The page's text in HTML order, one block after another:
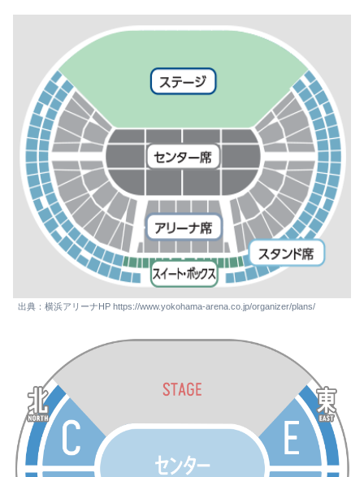
出典：横浜アリーナHP https://www.yokohama-arena.co.jp/organizer/plans/